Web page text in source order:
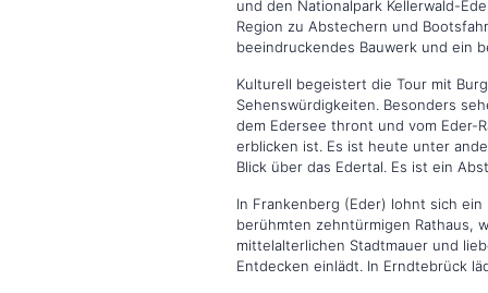
und den Nationalpark Kellerwald-
Region zu Abstechern und
beeindruckendes Bauwerk und ein
Kulturell begeistert die Tour mit
Sehenswürdigkeiten. Besonders
dem Edersee thront und vom Eder-
erblicken ist. Es ist heute unter
Blick über das Edertal. Es ist ein
In Frankenberg (Eder) lohnt sich
berühmten zehntürmigen Rathaus,
mittelalterlichen Stadtmauer und
Entdecken einlädt. In Erndtebrück